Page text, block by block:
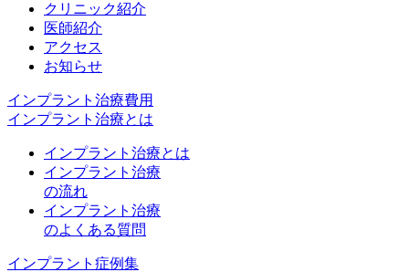
クリニック紹介
医師紹介
アクセス
お知らせ
インプラント治療費用
インプラント治療とは
インプラント治療とは
インプラント治療
の流れ
インプラント治療
のよくある質問
インプラント症例集